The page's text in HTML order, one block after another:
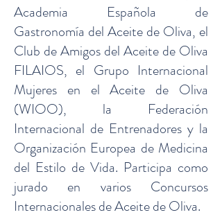
Academia Española de
Gastronomía del Aceite de Oliva, el
Club de Amigos del Aceite de Oliva
FILAIOS, el Grupo Internacional
Mujeres en el Aceite de Oliva
(WIOO), la Federación
Internacional de Entrenadores y la
Organización Europea de Medicina
del Estilo de Vida. Participa como
jurado en varios Concursos
Internacionales de Aceite de Oliva.